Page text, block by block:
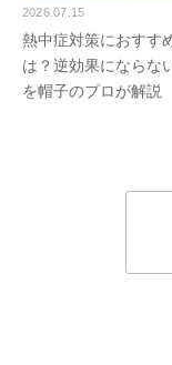
2026.07.15
熱中症対策におすす
は？逆効果にならな
を帽子のプロが解説